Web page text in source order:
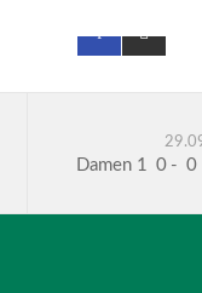
Damen 1 0 - 0